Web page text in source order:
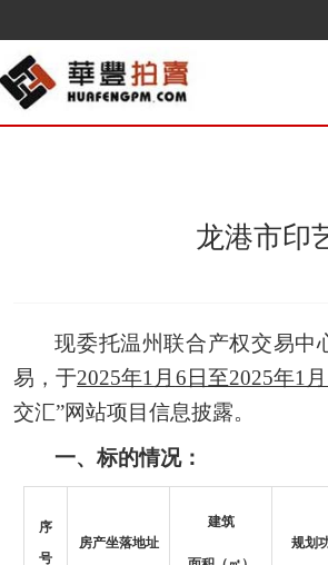
龙港市印
现委托温州联合产权交易中
易 ，于2025年1 月 6 日至2025年1
交汇”网站项目信息披露。
一、标的情况：
序
号
房产坐落地址
建筑
规划